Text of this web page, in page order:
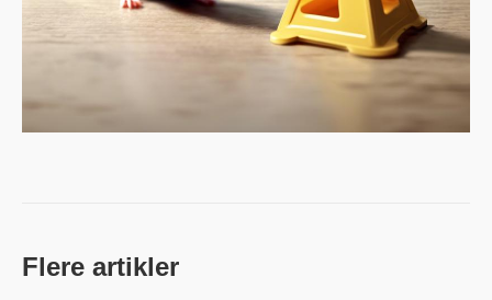
Flere artikler